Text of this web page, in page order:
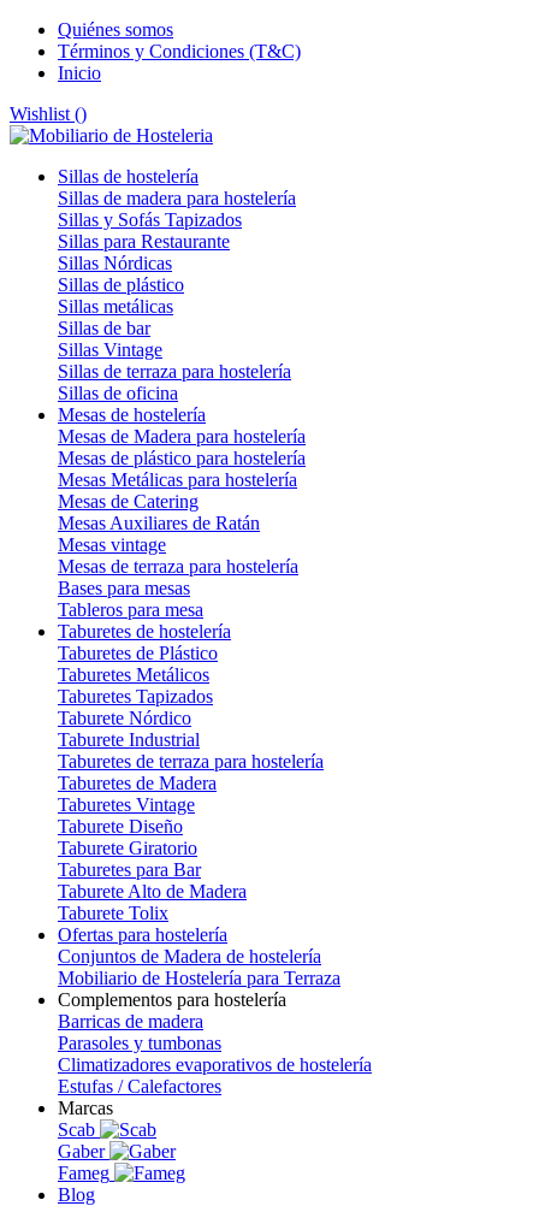
Quiénes somos
Términos y Condiciones (T&C)
Inicio
Wishlist ()
Sillas de hostelería
Sillas de madera para hostelería
Sillas y Sofás Tapizados
Sillas para Restaurante
Sillas Nórdicas
Sillas de plástico
Sillas metálicas
Sillas de bar
Sillas Vintage
Sillas de terraza para hostelería
Sillas de oficina
Mesas de hostelería
Mesas de Madera para hostelería
Mesas de plástico para hostelería
Mesas Metálicas para hostelería
Mesas de Catering
Mesas Auxiliares de Ratán
Mesas vintage
Mesas de terraza para hostelería
Bases para mesas
Tableros para mesa
Taburetes de hostelería
Taburetes de Plástico
Taburetes Metálicos
Taburetes Tapizados
Taburete Nórdico
Taburete Industrial
Taburetes de terraza para hostelería
Taburetes de Madera
Taburetes Vintage
Taburete Diseño
Taburete Giratorio
Taburetes para Bar
Taburete Alto de Madera
Taburete Tolix
Ofertas para hostelería
Conjuntos de Madera de hostelería
Mobiliario de Hostelería para Terraza
Complementos para hostelería
Barricas de madera
Parasoles y tumbonas
Climatizadores evaporativos de hostelería
Estufas / Calefactores
Marcas
Scab
Gaber
Fameg
Blog